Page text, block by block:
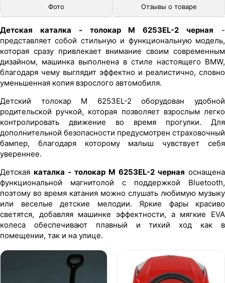
Фото Отзывы о товаре
Детская каталка - толокар M 6253EL-2 черная -
представляет собой стильную и функциональную модель,
которая сразу привлекает внимание своим современным
дизайном, машинка выполнена в стиле настоящего BMW,
благодаря чему выглядит эффектно и реалистично, словно
уменьшенная копия взрослого автомобиля.
Детский толокар M 6253EL-2 оборудован удобной
родительской ручкой, которая позволяет взрослым легко
контролировать движение во время прогулки. Для
дополнительной безопасности предусмотрен страховочный
бампер, благодаря которому малыш чувствует себя
увереннее.
Детская каталка - толокар M 6253EL-2 черная оснащена
функциональной магнитолой с поддержкой Bluetooth,
поэтому во время катания можно слушать любимую музыку
или веселые детские мелодии. Яркие фары красиво
светятся, добавляя машинке эффектности, а мягкие EVA
колеса обеспечивают плавный и тихий ход как в
помещении, так и на улице.